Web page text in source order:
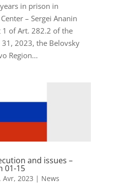
in prison in
– Sergei Ananin
of Art. 282.2 of the
2023, the Belovsky
Region...
and issues –
01-15
Avr, 2023 | News